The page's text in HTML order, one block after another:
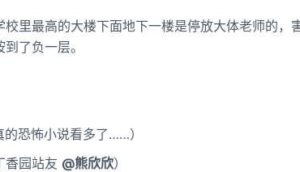
里最高的大楼下面地下一楼是停放大体老师的，
了负一层。
恐怖小说看多了……）
香园站友 @熊欣欣）